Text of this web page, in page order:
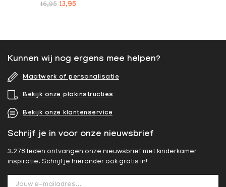
16,95 13,95
Kunnen wij nog ergens mee helpen?
Maatwerk of personalisatie
Bekijk onze plakinstructies
Bekijk onze klantenservice
Schrijf je in voor onze nieuwsbrief
3.278 leden ontvangen onze nieuwsbrief met kinderkamer
inspiratie. Schrijf je hieronder ook gratis in!